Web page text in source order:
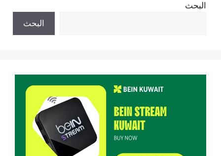
البحث
البحث